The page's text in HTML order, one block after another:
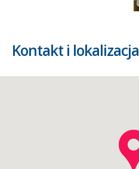
Kontakt i lokalizacja